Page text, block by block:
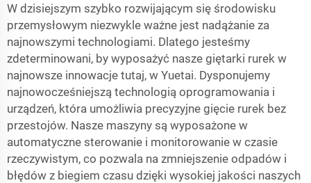
W dzisiejszym szybko rozwijającym się środowisku
przemysłowym niezwykle ważne jest nadążanie za
najnowszymi technologiami. Dlatego jesteśmy
zdeterminowani, by wyposażyć nasze giętarki rurek w
najnowsze innowacje tutaj, w Yuetai. Dysponujemy
najnowocześniejszą technologią oprogramowania i
urządzeń, która umożliwia precyzyjne gięcie rurek bez
przestojów. Nasze maszyny są wyposażone w
automatyczne sterowanie i monitorowanie w czasie
rzeczywistym, co pozwala na zmniejszenie odpadów i
błędów z biegiem czasu dzięki wysokiej jakości naszych